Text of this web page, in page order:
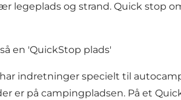
legeplads og strand. Quick stop
en 'QuickStop plads'
indretninger specielt til
er på campingpladsen. På et